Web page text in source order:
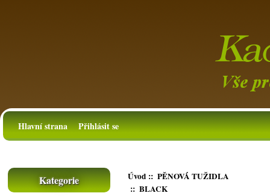
Hlavní strana Přihlásit se
Kategorie Úvod:: PĚNOVÁ TUŽIDLA
:: BLACK